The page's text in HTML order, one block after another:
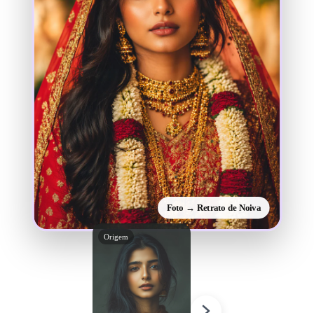
Foto → Retrato de Noiva
Origem